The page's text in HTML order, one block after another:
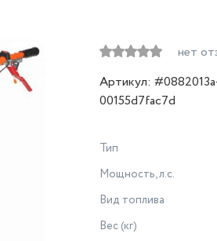
нет
Артикул:
00155d7fac7d
Тип
Мощность, л.с.
Вид топлива
Вес (кг)